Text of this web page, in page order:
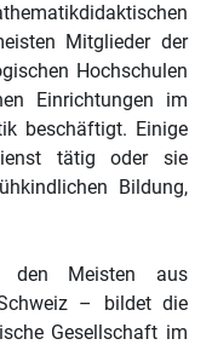
Mitglieder der
Hochschulen
Einrichtungen im
beschäftigt. Einige
tätig oder sie
Bildung,
Meisten aus
– bildet die
Gesellschaft im